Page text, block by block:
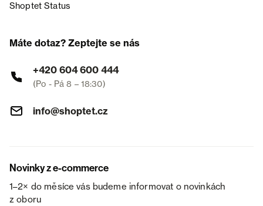
Shoptet Status
Máte dotaz? Zeptejte se nás
+420 604 600 444
(Po - Pá 8 – 18:30)
info@shoptet.cz
Novinky z e-commerce
1–2× do měsíce vás budeme informovat o novinkách
z oboru